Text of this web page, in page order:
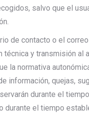
salvo que el
de contacto o el
y transmisión al
la normativa
información, quejas,
durante el
durante el tiempo